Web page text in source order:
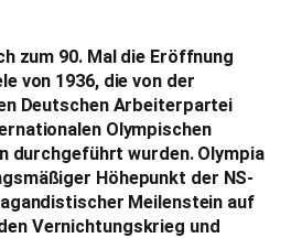
zum 90. Mal die Eröffnung
von 1936, die von der
Deutschen Arbeiterpartei
Olympischen
durchgeführt wurden. Olympia
Höhepunkt der NS-
Meilenstein auf
Vernichtungskrieg und